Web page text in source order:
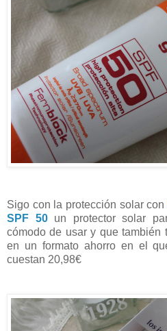
Sigo con la protección solar con
SPF 50un protector solar
cómodo de usar y que también
en un formato ahorro en el
cuestan 20,98€